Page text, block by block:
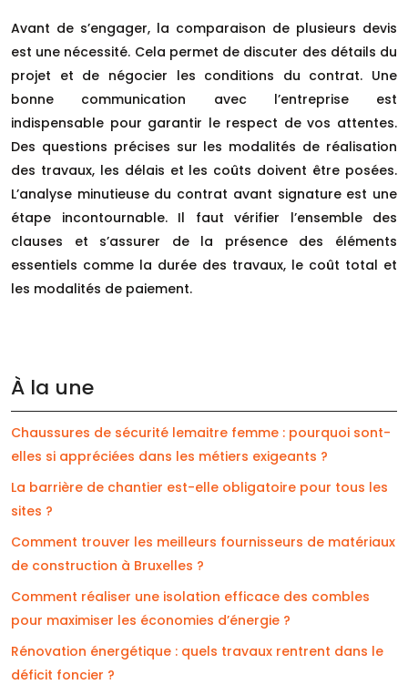
Avant de s’engager, la comparaison de plusieurs devis
est une nécessité. Cela permet de discuter des détails du
projet et de négocier les conditions du contrat. Une
bonne communication avec l’entreprise est
indispensable pour garantir le respect de vos attentes.
Des questions précises sur les modalités de réalisation
des travaux, les délais et les coûts doivent être posées.
L’analyse minutieuse du contrat avant signature est une
étape incontournable. Il faut vérifier l’ensemble des
clauses et s’assurer de la présence des éléments
essentiels comme la durée des travaux, le coût total et
les modalités de paiement.
À la une
Chaussures de sécurité lemaitre femme : pourquoi sont-
elles si appréciées dans les métiers exigeants ?
La barrière de chantier est-elle obligatoire pour tous les
sites ?
Comment trouver les meilleurs fournisseurs de matériaux
de construction à Bruxelles ?
Comment réaliser une isolation efficace des combles
pour maximiser les économies d’énergie ?
Rénovation énergétique : quels travaux rentrent dans le
déficit foncier ?